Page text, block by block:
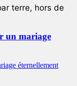
terre, hors de
un mariage